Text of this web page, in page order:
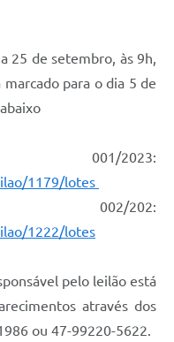
25 de setembro, às 9h,
para o dia 5 de
2023:
1179/lotes
202:
1222/lotes
pelo leilão está
através dos
ou 47-99220-5622.